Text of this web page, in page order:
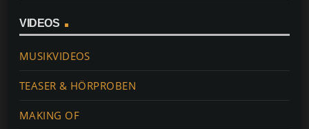
VIDEOS
MUSIKVIDEOS
TEASER & HÖRPROBEN
MAKING OF